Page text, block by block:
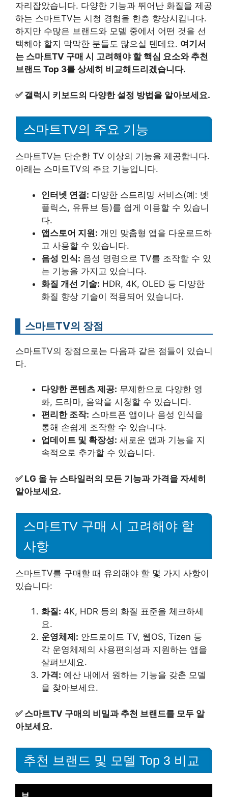
자리잡았습니다. 다양한 기능과 뛰어난 화질을 제공
하는 스마트TV는 시청 경험을 한층 향상시킵니다.
하지만 수많은 브랜드와 모델 중에서 어떤 것을 선
택해야 할지 막막한 분들도 많으실 텐데요. 여기서
는 스마트TV 구매 시 고려해야 할 핵심 요소와 추천
브랜드 Top 3를 상세히 비교해드리겠습니다.
✅ 갤럭시 키보드의 다양한 설정 방법을 알아보세요.
스마트TV의 주요 기능
스마트TV는 단순한 TV 이상의 기능을 제공합니다.
아래는 스마트TV의 주요 기능입니다.
인터넷 연결: 다양한 스트리밍 서비스(예: 넷
플릭스, 유튜브 등)를 쉽게 이용할 수 있습니
다.
앱스토어 지원: 개인 맞춤형 앱을 다운로드하
고 사용할 수 있습니다.
음성 인식: 음성 명령으로 TV를 조작할 수 있
는 기능을 가지고 있습니다.
화질 개선 기술: HDR, 4K, OLED 등 다양한
화질 향상 기술이 적용되어 있습니다.
스마트TV의 장점
스마트TV의 장점으로는 다음과 같은 점들이 있습니
다.
다양한 콘텐츠 제공: 무제한으로 다양한 영
화, 드라마, 음악을 시청할 수 있습니다.
편리한 조작: 스마트폰 앱이나 음성 인식을
통해 손쉽게 조작할 수 있습니다.
업데이트 및 확장성: 새로운 앱과 기능을 지
속적으로 추가할 수 있습니다.
✅ LG 올 뉴 스타일러의 모든 기능과 가격을 자세히
알아보세요.
스마트TV 구매 시 고려해야 할
사항
스마트TV를 구매할 때 유의해야 할 몇 가지 사항이
있습니다:
화질: 4K, HDR 등의 화질 표준을 체크하세
요.
운영체제: 안드로이드 TV, 웹OS, Tizen 등
각 운영체제의 사용편의성과 지원하는 앱을
살펴보세요.
가격: 예산 내에서 원하는 기능을 갖춘 모델
을 찾아보세요.
✅ 스마트TV 구매의 비밀과 추천 브랜드를 모두 알
아보세요.
추천 브랜드 및 모델 Top 3 비교